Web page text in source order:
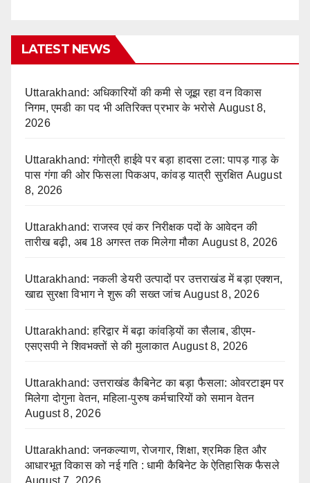
LATEST NEWS
Uttarakhand: अधिकारियों की कमी से जूझ रहा वन विकास
निगम, एमडी का पद भी अतिरिक्त प्रभार के भरोसे August 8,
2026
Uttarakhand: गंगोत्री हाईवे पर बड़ा हादसा टला: पापड़ गाड़ के
पास गंगा की ओर फिसला पिकअप, कांवड़ यात्री सुरक्षित August
8, 2026
Uttarakhand: राजस्व एवं कर निरीक्षक पदों के आवेदन की
तारीख बढ़ी, अब 18 अगस्त तक मिलेगा मौका August 8, 2026
Uttarakhand: नकली डेयरी उत्पादों पर उत्तराखंड में बड़ा एक्शन,
खाद्य सुरक्षा विभाग ने शुरू की सख्त जांच August 8, 2026
Uttarakhand: हरिद्वार में बढ़ा कांवड़ियों का सैलाब, डीएम-
एसएसपी ने शिवभक्तों से की मुलाकात August 8, 2026
Uttarakhand: उत्तराखंड कैबिनेट का बड़ा फैसला: ओवरटाइम पर
मिलेगा दोगुना वेतन, महिला-पुरुष कर्मचारियों को समान वेतन
August 8, 2026
Uttarakhand: जनकल्याण, रोजगार, शिक्षा, श्रमिक हित और
आधारभूत विकास को नई गति : धामी कैबिनेट के ऐतिहासिक फैसले
August 7, 2026